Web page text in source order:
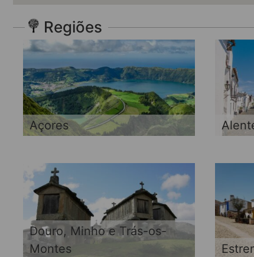
Regiões
Açores
Douro, Minho e Trás-os-
Montes